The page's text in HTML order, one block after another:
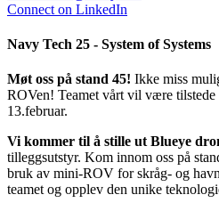
Connect on LinkedIn
Navy Tech 25 - System of Systems
Møt oss på stand 45! Ikke miss
ROVen! Teamet vårt vil være tilstede
13.februar.
Vi kommer til å stille ut Blueye
tilleggsutstyr. Kom innom oss på
bruk av mini-ROV for skråg- og
teamet og opplev den unike